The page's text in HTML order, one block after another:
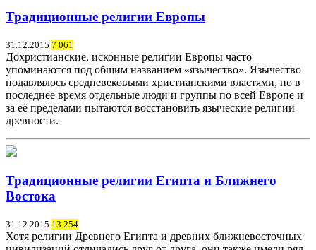
Традиционные религии Европы
31.12.2015 7 061
Дохристианские, исконные религии Европы часто
упоминаются под общим названием «язычество». Язычество
подавлялось средневековыми христианскими властями, но в
последнее время отдельные люди и группы по всей Европе и
за её пределами пытаются восстановить языческие религии
древности.
Традиционные религии Египта и Ближнего
Востока
31.12.2015 13 254
Хотя религии Древнего Египта и древних ближневосточных